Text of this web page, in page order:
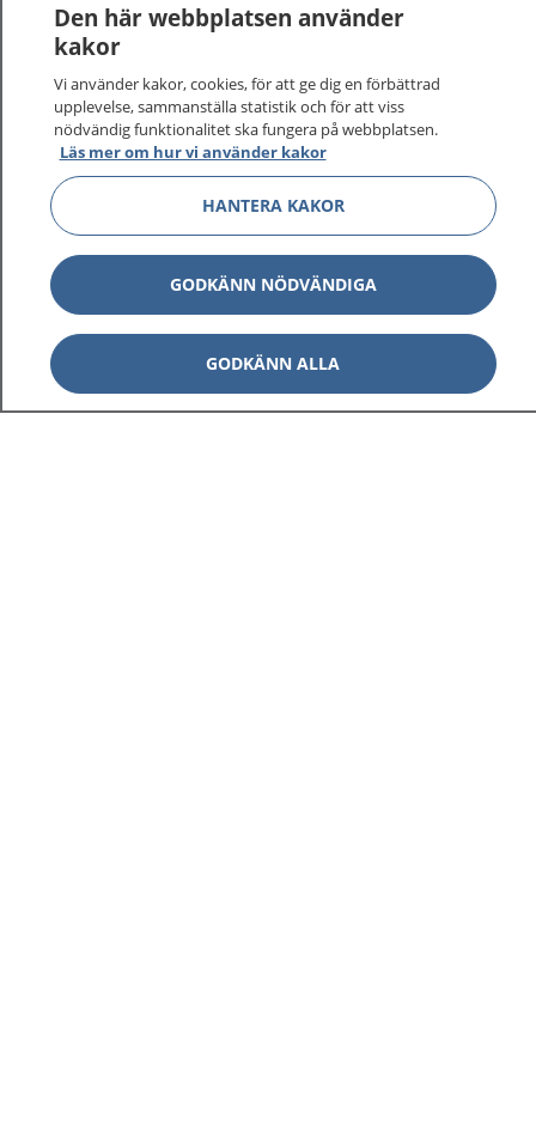
Den här webbplatsen använder
kakor
Vi använder kakor, cookies, för att ge dig en förbättrad
upplevelse, sammanställa statistik och för att viss
nödvändig funktionalitet ska fungera på webbplatsen.
Läs mer om hur vi använder kakor
HANTERA KAKOR
GODKÄNN NÖDVÄNDIGA
GODKÄNN ALLA